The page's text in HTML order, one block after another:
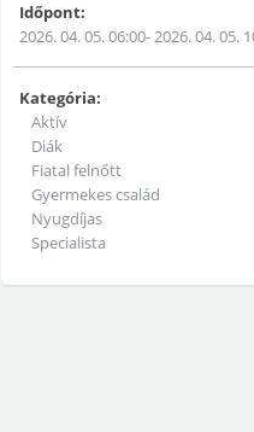
Időpont:
2026. 04. 05. 06:00- 2026. 04. 05.
Kategória:
Aktív
Diák
Fiatal felnőtt
Gyermekes család
Nyugdíjas
Specialista